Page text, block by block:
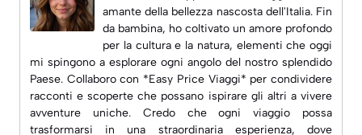
amante della bellezza nascosta dell'Italia. Fin
da bambina, ho coltivato un amore profondo
per la cultura e la natura, elementi che oggi
mi spingono a esplorare ogni angolo del nostro splendido
Paese. Collaboro con *Easy Price Viaggi* per condividere
racconti e scoperte che possano ispirare gli altri a vivere
avventure uniche. Credo che ogni viaggio possa
trasformarsi in una straordinaria esperienza, dove